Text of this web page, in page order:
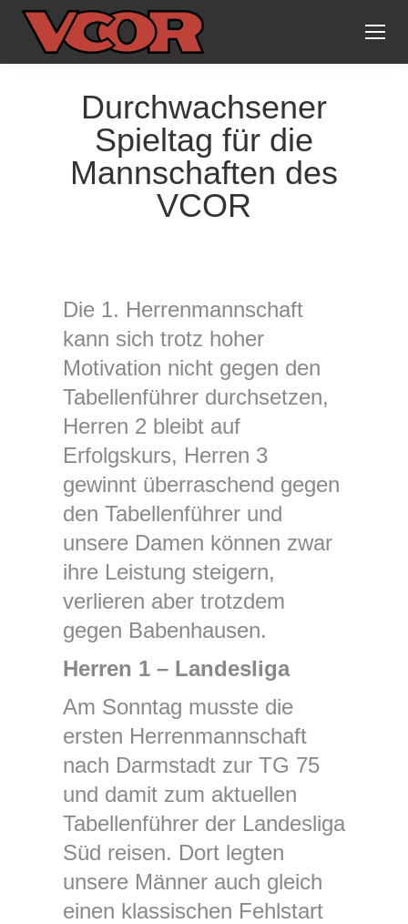
Durchwachsener
Spieltag für die
Mannschaften des
VCOR
Die 1. Herrenmannschaft
kann sich trotz hoher
Motivation nicht gegen den
Tabellenführer durchsetzen,
Herren 2 bleibt auf
Erfolgskurs, Herren 3
gewinnt überraschend gegen
den Tabellenführer und
unsere Damen können zwar
ihre Leistung steigern,
verlieren aber trotzdem
gegen Babenhausen.
Herren 1 – Landesliga
Am Sonntag musste die
ersten Herrenmannschaft
nach Darmstadt zur TG 75
und damit zum aktuellen
Tabellenführer der Landesliga
Süd reisen. Dort legten
unsere Männer auch gleich
einen klassischen Fehlstart